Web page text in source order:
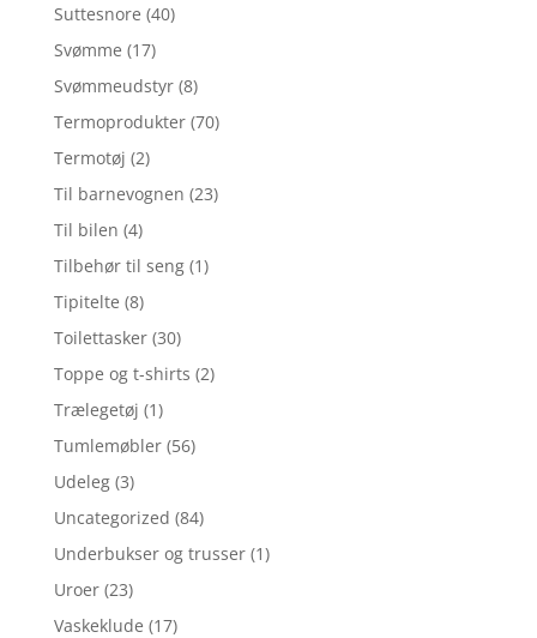
Suttesnore (40)
Svømme (17)
Svømmeudstyr (8)
Termoprodukter (70)
Termotøj (2)
Til barnevognen (23)
Til bilen (4)
Tilbehør til seng (1)
Tipitelte (8)
Toilettasker (30)
Toppe og t-shirts (2)
Trælegetøj (1)
Tumlemøbler (56)
Udeleg (3)
Uncategorized (84)
Underbukser og trusser (1)
Uroer (23)
Vaskeklude (17)